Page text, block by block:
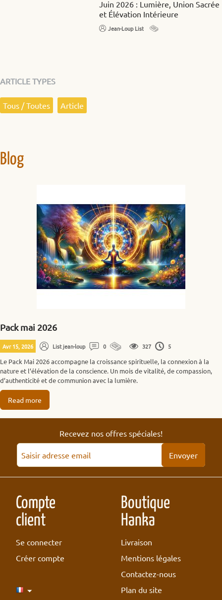
Juin 2026 : Lumière, Union Sacrée
et Élévation Intérieure
Jean-Loup List
ARTICLE TYPES
Tous / Toutes Article
Blog
Pack mai 2026
Avr 15, 2026 List jean-loup 0 327 5
Le Pack Mai 2026 accompagne la croissance spirituelle, la connexion à la
nature et l’élévation de la conscience. Un mois de vitalité, de compassion,
d’authenticité et de communion avec la lumière.
Read more
Recevez nos offres spéciales!
Envoyer
Compte
client
Se connecter
Créer compte
Boutique
Hanka
Livraison
Mentions légales
Contactez-nous
Plan du site